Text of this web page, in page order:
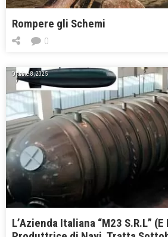
Rompere gli Schemi
0
Ottobre 8, 2025
L’Azienda Italiana “M23 S.R.L”